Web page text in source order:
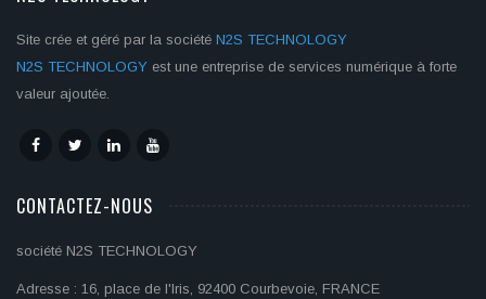
Site crée et géré par la société N2S TECHNOLOGY
N2S TECHNOLOGY est une entreprise de services numérique à forte
valeur ajoutée.
CONTACTEZ-NOUS
société N2S TECHNOLOGY
Adresse : 16, place de l'Iris, 92400 Courbevoie, FRANCE